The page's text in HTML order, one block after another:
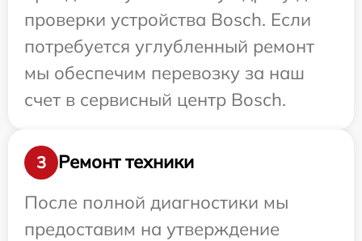
проверки устройства Bosch. Если
потребуется углубленный ремонт
мы обеспечим перевозку за наш
счет в сервисный центр Bosch.
3
Ремонт техники
После полной диагностики мы
предоставим на утверждение